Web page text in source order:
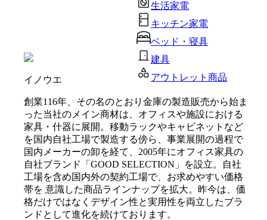
生活家電
キッチン家電
ベッド・寝具
建具
アウトレット商品
イノウエ
創業116年、その名のとおり金庫の製造販売から始ま
った当社のメイン商材は、オフィスや施設における
家具・什器に展開。移動ラックやキャビネットなど
を国内自社工場で製造する傍ら、事業展開の過程で
国内メーカーの卸を経て、2005年にオフィス家具の
自社ブランド「GOOD SELECTION」を設立。自社
工場を含め国内外の契約工場で、お求めやすい価格
帯を 意識した商品ラインナップを拡大。昨今は、価
格だけではなくデザイン性と実用性を両立したブラ
ンドとして進化を続けております。